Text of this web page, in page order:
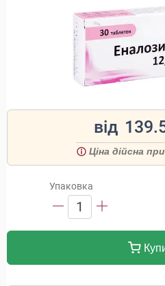
від
Ціна дійсна
Упаковка
1